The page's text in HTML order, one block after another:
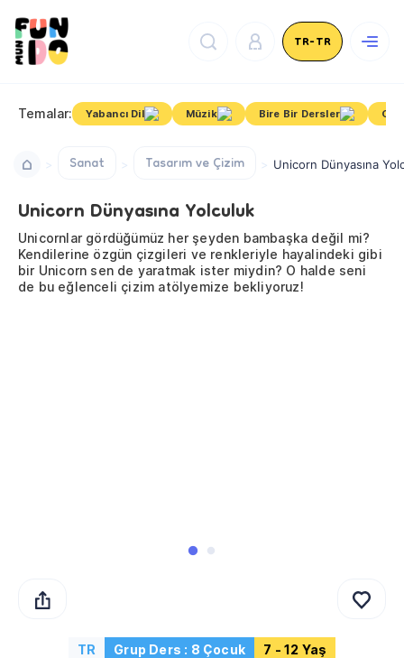
TR-TR
Temalar: Yabancı Dil Müzik Bire Bir Dersler
Sanat Tasarım ve Çizim Unicorn Dünyasına
Unicorn Dünyasına Yolculuk
Unicornlar gördüğümüz her şeyden bambaşka değil mi?
Kendilerine özgün çizgileri ve renkleriyle hayalindeki gibi
bir Unicorn sen de yaratmak ister miydin? O halde seni
de bu eğlenceli çizim atölyemize bekliyoruz!
TR Grup Ders : 8 Çocuk 7 - 12 Yaş